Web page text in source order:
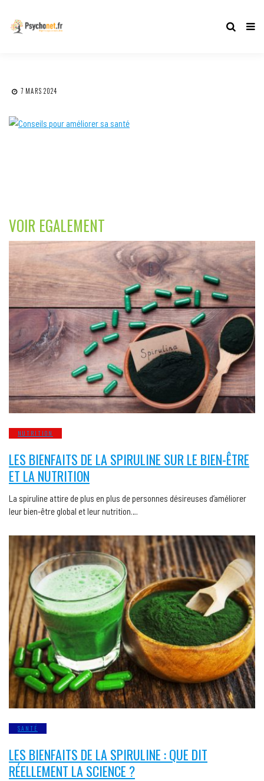
7 MARS 2024
VOIR EGALEMENT
NUTRITION
LES BIENFAITS DE LA SPIRULINE SUR LE BIEN-ÊTRE
ET LA NUTRITION
La spiruline attire de plus en plus de personnes désireuses d’améliorer
leur bien-être global et leur nutrition….
SANTÉ
LES BIENFAITS DE LA SPIRULINE : QUE DIT
RÉELLEMENT LA SCIENCE ?